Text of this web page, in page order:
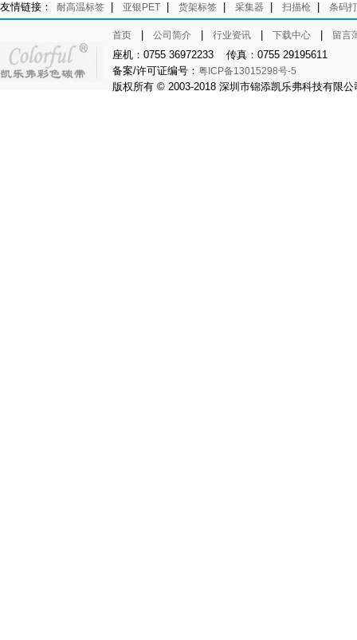
友情链接： 耐高温标签 亚银PET 货架标签 采集器 扫描枪 条码
首页 公司简介 行业资讯 下载中心 留言
座机：0755 36972233 传真：0755 29195611
备案/许可证编号： 粤ICP备13015298号-5
版权所有 © 2003-2018 深圳市锦添凯乐弗科技有限